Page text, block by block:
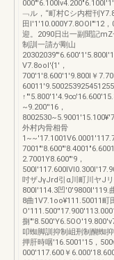
﹁ル，“町村Cシ内柑刊
田I'1'10.000Y7.8OOI"'12
迎。2090日出一副聞記
制訓一請が剛山
V7.8ooI'{1'，
700'1'8.600'1'9.800I￥
~9.200''16，
外村内骨相骨
2.7001Y8.600"'9，
吋ザJγJrd引α川町川ヤJ
800I'114.3凹'0'9800I'119.
8曲1V7.1oo¥111.50011町
捌
叩蜘脚訓抑制岨刑制醐蜘
押肝時咽'16.5001'15，
000'117.600￥